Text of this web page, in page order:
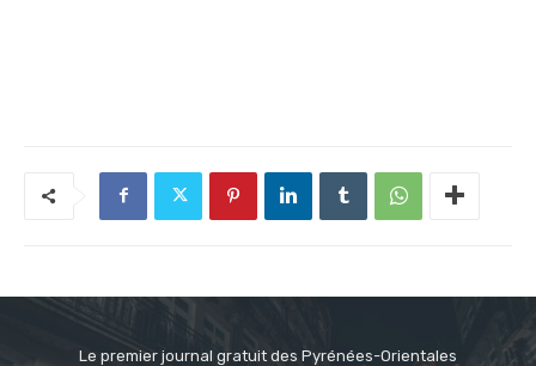
Le premier journal gratuit des Pyrénées-Orientales